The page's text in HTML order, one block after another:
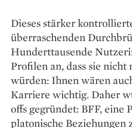
Dieses stärker
überraschenden
Hunderttausende
Profilen an, dass sie
würden: Ihnen wären
Karriere wichtig. Daher
offs gegründet: BFF, eine
platonische Beziehungen